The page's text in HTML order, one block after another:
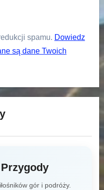
spamu. Dowiedz
są dane Twoich
gór i podróży.